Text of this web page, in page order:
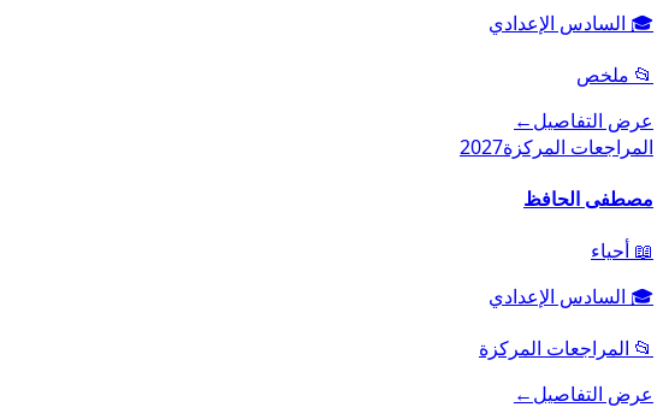
🎓 السادس الإعدادي
📂 ملخص
عرض التفاصيل←
المراجعات المركزة2027
مصطفى الحافظ
📖 أحياء
🎓 السادس الإعدادي
📂 المراجعات المركزة
عرض التفاصيل←